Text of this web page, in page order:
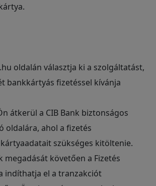
oldalán választja ki a szolgáltatást,
bankkártyás fizetéssel kívánja
átkerül a CIB Bank biztonságos
oldalára, ahol a fizetés
szükséges kitöltenie.
megadását követően a Fizetés
indíthatja el a tranzakciót